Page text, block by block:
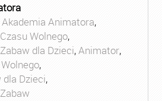
Akademia Animatora,
Wolnego,
dla Dzieci,Animator,
,
Dzieci,